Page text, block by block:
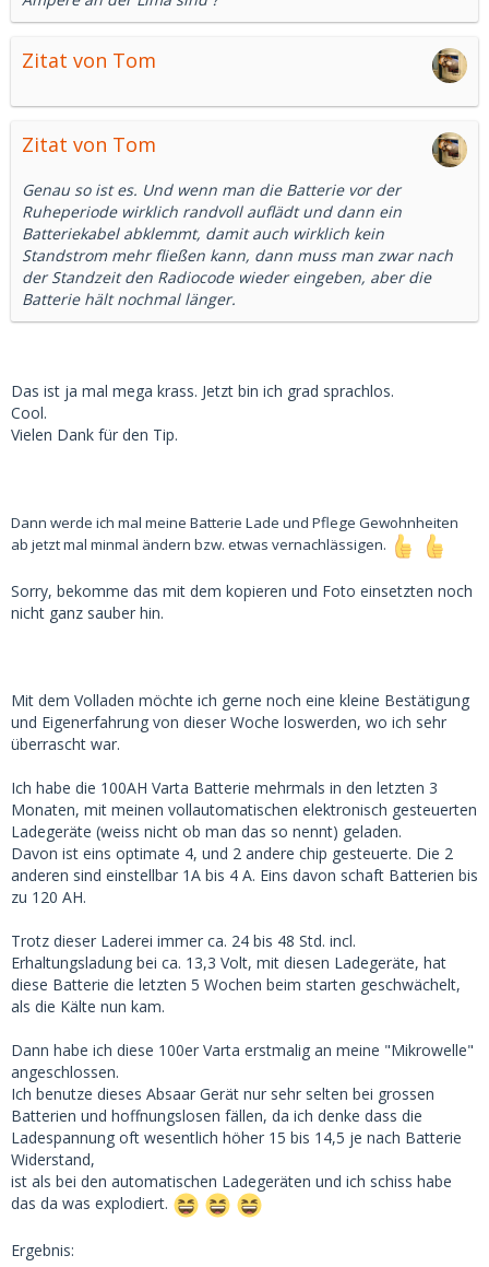
Zitat von Tom
Zitat von Tom
Genau so ist es. Und wenn man die Batterie vor der
Ruheperiode wirklich randvoll auflädt und dann ein
Batteriekabel abklemmt, damit auch wirklich kein
Standstrom mehr fließen kann, dann muss man zwar nach
der Standzeit den Radiocode wieder eingeben, aber die
Batterie hält nochmal länger.
Das ist ja mal mega krass. Jetzt bin ich grad sprachlos.
Cool.
Vielen Dank für den Tip.
Dann werde ich mal meine Batterie Lade und Pflege Gewohnheiten
ab jetzt mal minmal ändern bzw. etwas vernachlässigen.
Sorry, bekomme das mit dem kopieren und Foto einsetzten noch
nicht ganz sauber hin.
Mit dem Volladen möchte ich gerne noch eine kleine Bestätigung
und Eigenerfahrung von dieser Woche loswerden, wo ich sehr
überrascht war.
Ich habe die 100AH Varta Batterie mehrmals in den letzten 3
Monaten, mit meinen vollautomatischen elektronisch gesteuerten
Ladegeräte (weiss nicht ob man das so nennt) geladen.
Davon ist eins optimate 4, und 2 andere chip gesteuerte. Die 2
anderen sind einstellbar 1A bis 4 A. Eins davon schaft Batterien bis
zu 120 AH.
Trotz dieser Laderei immer ca. 24 bis 48 Std. incl.
Erhaltungsladung bei ca. 13,3 Volt, mit diesen Ladegeräte, hat
diese Batterie die letzten 5 Wochen beim starten geschwächelt,
als die Kälte nun kam.
Dann habe ich diese 100er Varta erstmalig an meine "Mikrowelle"
angeschlossen.
Ich benutze dieses Absaar Gerät nur sehr selten bei grossen
Batterien und hoffnungslosen fällen, da ich denke dass die
Ladespannung oft wesentlich höher 15 bis 14,5 je nach Batterie
Widerstand,
ist als bei den automatischen Ladegeräten und ich schiss habe
das da was explodiert.
Ergebnis: